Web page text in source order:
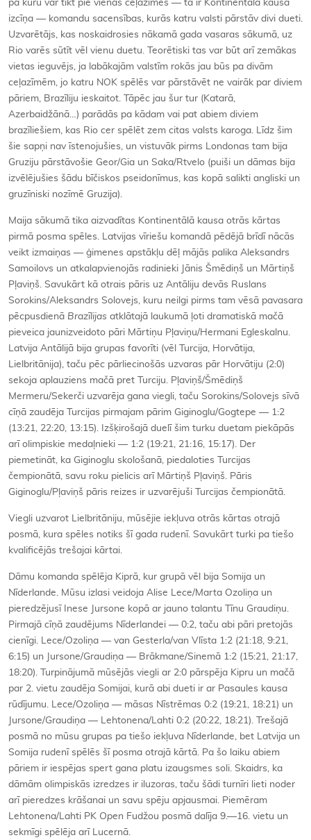
pa kuru var tikt pie vienas ceļazīmes — tā ir Kontinentālā kausa
izcīņa — komandu sacensības, kurās katru valsti pārstāv divi dueti.
Uzvarētājs, kas noskaidrosies nākamā gada vasaras sākumā, uz
Rio varēs sūtīt vēl vienu duetu. Teorētiski tas var būt arī zemākas
vietas ieguvējs, ja labākajām valstīm rokās jau būs pa divām
ceļazīmēm, jo katru NOK spēlēs var pārstāvēt ne vairāk par diviem
pāriem, Brazīliju ieskaitot. Tāpēc jau šur tur (Katarā,
Azerbaidžānā…) parādās pa kādam vai pat abiem diviem
brazīliešiem, kas Rio cer spēlēt zem citas valsts karoga. Līdz šim
šie sapņi nav īstenojušies, un vistuvāk pirms Londonas tam bija
Gruziju pārstāvošie Geor/Gia un Saka/Rtvelo (puiši un dāmas bija
izvēlējušies šādu bīčiskos pseidonīmus, kas kopā salikti angliski un
gruzīniski nozīmē Gruzija).
Maija sākumā tika aizvadītas Kontinentālā kausa otrās kārtas
pirmā posma spēles. Latvijas vīriešu komandā pēdējā brīdī nācās
veikt izmaiņas — ģimenes apstākļu dēļ mājās palika Aleksandrs
Samoilovs un atkalapvienojās radinieki Jānis Šmēdiņš un Mārtiņš
Pļaviņš. Savukārt kā otrais pāris uz Antāliju devās Ruslans
Sorokins/Aleksandrs Solovejs, kuru neilgi pirms tam vēsā pavasara
pēcpusdienā Brazīlijas atklātajā laukumā ļoti dramatiskā mačā
pieveica jaunizveidoto pāri Mārtiņu Pļaviņu/Hermani Egleskalnu.
Latvija Antālijā bija grupas favorīti (vēl Turcija, Horvātija,
Lielbritānija), taču pēc pārliecinošās uzvaras pār Horvātiju (2:0)
sekoja aplauziens mačā pret Turciju. Pļaviņš/Šmēdiņš
Mermeru/Sekerči uzvarēja gana viegli, taču Sorokins/Solovejs sīvā
cīņā zaudēja Turcijas pirmajam pārim Giginoglu/Gogtepe — 1:2
(13:21, 22:20, 13:15). Izšķirošajā duelī šim turku duetam piekāpās
arī olimpiskie medaļnieki — 1:2 (19:21, 21:16, 15:17). Der
piemetināt, ka Giginoglu skološanā, piedaloties Turcijas
čempionātā, savu roku pielicis arī Mārtiņš Pļaviņš. Pāris
Giginoglu/Pļaviņš pāris reizes ir uzvarējuši Turcijas čempionātā.
Viegli uzvarot Lielbritāniju, mūsējie iekļuva otrās kārtas otrajā
posmā, kura spēles notiks šī gada rudenī. Savukārt turki pa tiešo
kvalificējās trešajai kārtai.
Dāmu komanda spēlēja Kiprā, kur grupā vēl bija Somija un
Nīderlande. Mūsu izlasi veidoja Alise Lece/Marta Ozoliņa un
pieredzējusī Inese Jursone kopā ar jauno talantu Tīnu Graudiņu.
Pirmajā cīņā zaudējums Nīderlandei — 0:2, taču abi pāri pretojās
cienīgi. Lece/Ozoliņa — van Gesterla/van Vlīsta 1:2 (21:18, 9:21,
6:15) un Jursone/Graudiņa — Brākmane/Sinemā 1:2 (15:21, 21:17,
18:20). Turpinājumā mūsējās viegli ar 2:0 pārspēja Kipru un mačā
par 2. vietu zaudēja Somijai, kurā abi dueti ir ar Pasaules kausa
rūdījumu. Lece/Ozoliņa — māsas Nīstrēmas 0:2 (19:21, 18:21) un
Jursone/Graudiņa — Lehtonena/Lahti 0:2 (20:22, 18:21). Trešajā
posmā no mūsu grupas pa tiešo iekļuva Nīderlande, bet Latvija un
Somija rudenī spēlēs šī posma otrajā kārtā. Pa šo laiku abiem
pāriem ir iespējas spert gana platu izaugsmes soli. Skaidrs, ka
dāmām olimpiskās izredzes ir iluzoras, taču šādi turnīri lieti noder
arī pieredzes krāšanai un savu spēju apjausmai. Piemēram
Lehtonena/Lahti PK Open Fudžou posmā dalīja 9.—16. vietu un
sekmīgi spēlēja arī Lucernā.